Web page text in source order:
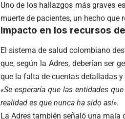
Uno de los hallazgos más graves
muerte de pacientes, un hecho
Impacto en los recursos
El sistema de salud colombiano
que, según la Adres, deberían ser
que la falta de cuentas detalladas
«Se esperaría que las entidades
realidad es que nunca ha sido así».
La Adres también señaló una mala